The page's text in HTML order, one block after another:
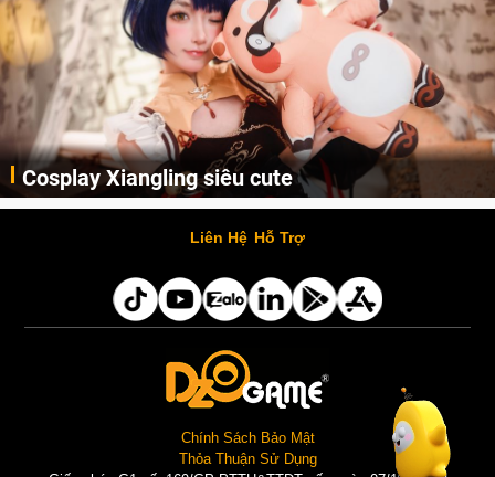
Cosplay Xiangling siêu cute
Cùng thưởng thức những hình ảnh cosplay Xiangling trong Genshin Impact siêu dễ thương của người dùng Weibo "阿包也是兔娘"
Liên Hệ Hỗ Trợ
Chính Sách Bảo Mật
Thỏa Thuận Sử Dụng